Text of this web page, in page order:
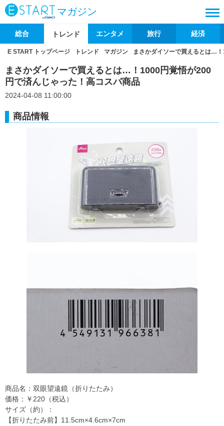
マガジン
総合 トレンド エンタメ 旅行 経済
E START トップページ トレンド マガジン まさかダイソーで買えるとは…
まさかダイソーで買えるとは…！1000円覚悟が200
円で済んじゃった！高コスパ商品
2024-04-08 11:00:00
商品情報
商品名：双眼望遠鏡（折りたたみ）
価格：￥220（税込）
サイズ（約）：
【折りたたみ前】11.5cm×4.6cm×7cm